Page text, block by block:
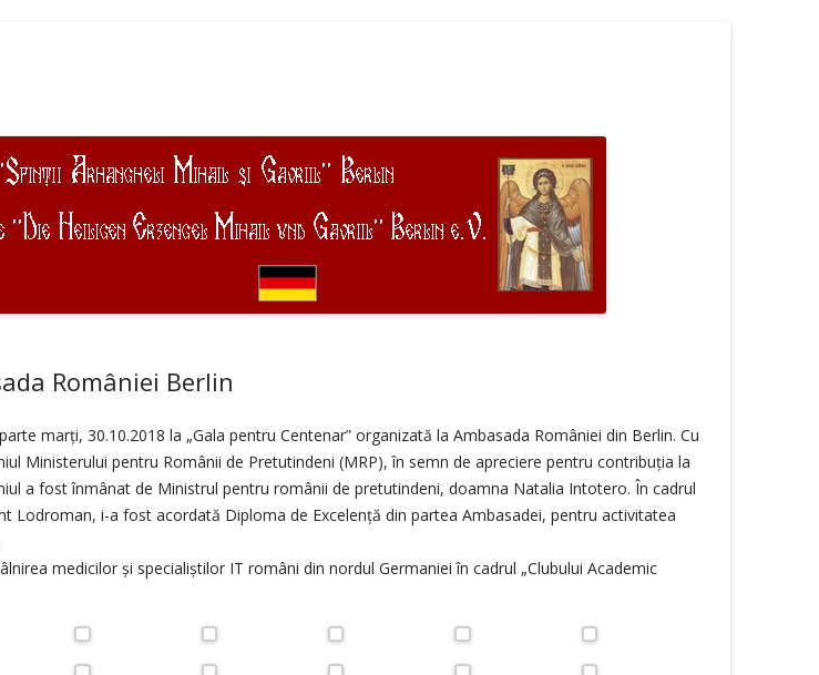
României Berlin
marți, 30.10.2018 la „Gala pentru Centenar” organizată la Ambasada României din Berlin. Cu
Ministerului pentru Românii de Pretutindeni (MRP), în semn de apreciere pentru contribuţia la
a fost înmânat de Ministrul pentru românii de pretutindeni, doamna Natalia Intotero. În cadrul
Lodroman, i-a fost acordată Diploma de Excelență din partea Ambasadei, pentru activitatea
medicilor și specialiștilor IT români din nordul Germaniei în cadrul „Clubului Academic